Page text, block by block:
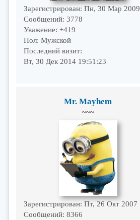
Зарегистрирован: Пн, 30 Мар 2009
Сообщений: 3778
Уважение: +419
Пол: Мужской
Последний визит:
Вт, 30 Дек 2014 19:51:23
Mr. Mayhem
~~~
Зарегистрирован: Пт, 26 Окт 2007
Сообщений: 8366